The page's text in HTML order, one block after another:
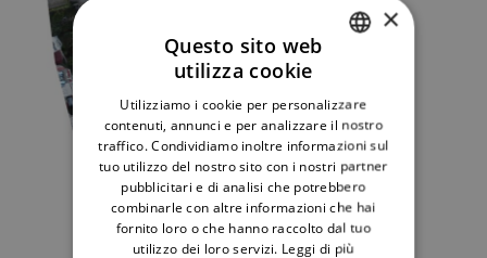
ENGLISH
×
Questo sito web
utilizza cookie
Utilizziamo i cookie per personalizzare
contenuti, annunci e per analizzare il nostro
traffico. Condividiamo inoltre informazioni sul
tuo utilizzo del nostro sito con i nostri partner
pubblicitari e di analisi che potrebbero
combinarle con altre informazioni che hai
fornito loro o che hanno raccolto dal tuo
utilizzo dei loro servizi. Leggi di più